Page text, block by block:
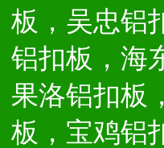
板，吴忠铝
铝扣板，海
果洛铝扣板
板，宝鸡铝